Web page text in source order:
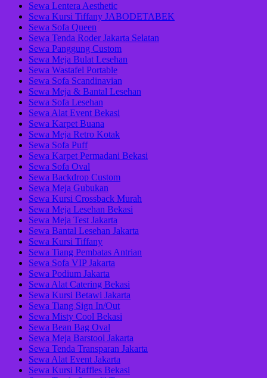
Sewa Lentera Aesthetic
Sewa Kursi Tiffany JABODETABEK
Sewa Sofa Queen
Sewa Tenda Roder Jakarta Selatan
Sewa Panggung Custom
Sewa Meja Bulat Lesehan
Sewa Wastafel Portable
Sewa Sofa Scandinavian
Sewa Meja & Bantal Lesehan
Sewa Sofa Lesehan
Sewa Alat Event Bekasi
Sewa Karpet Buana
Sewa Meja Retro Kotak
Sewa Sofa Puff
Sewa Karpet Permadani Bekasi
Sewa Sofa Oval
Sewa Backdrop Custom
Sewa Meja Gubukan
Sewa Kursi Crossback Murah
Sewa Meja Lesehan Bekasi
Sewa Meja Test Jakarta
Sewa Bantal Lesehan Jakarta
Sewa Kursi Tiffany
Sewa Tiang Pembatas Antrian
Sewa Sofa VIP Jakarta
Sewa Podium Jakarta
Sewa Alat Catering Bekasi
Sewa Kursi Betawi Jakarta
Sewa Tiang Sign In/Out
Sewa Misty Cool Bekasi
Sewa Bean Bag Oval
Sewa Meja Barstool Jakarta
Sewa Tenda Transparan Jakarta
Sewa Alat Event Jakarta
Sewa Kursi Raffles Bekasi